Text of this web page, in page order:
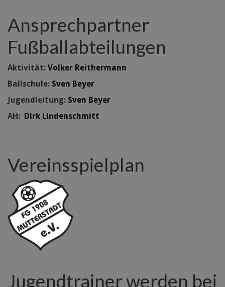
Ansprechpartner
Fußballabteilungen
Aktivität: Volker Reithermann
Ballschule: Sven Beyer
Jugendleitung: Sven Beyer
AH: Dirk Lindenschmitt
Vereinsspielplan
Jugendtrainer werden bei